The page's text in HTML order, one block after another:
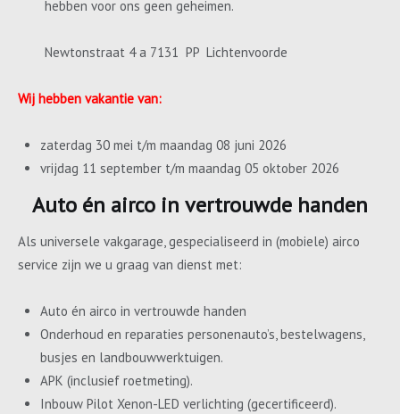
hebben voor ons geen geheimen.
Newtonstraat 4 a 7131 PP Lichtenvoorde
Wij hebben vakantie van:
zaterdag 30 mei t/m maandag 08 juni 2026
vrijdag 11 september t/m maandag 05 oktober 2026
Auto én airco in vertrouwde handen
Als universele vakgarage, gespecialiseerd in (mobiele) airco
service zijn we u graag van dienst met:
Auto én airco in vertrouwde handen
Onderhoud en reparaties personenauto’s, bestelwagens,
busjes en landbouwwerktuigen.
APK (inclusief roetmeting).
Inbouw Pilot Xenon-LED verlichting (gecertificeerd).